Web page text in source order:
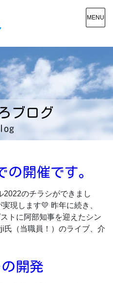
MENU
ブログ
の開催です。
2022のチラシができまし
現します💛 昨年に続き、
トに阿部知事を迎えたシン
氏（当職員！）のライブ、介
開発